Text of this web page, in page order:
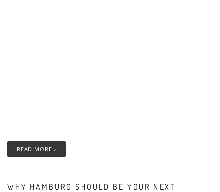
READ MORE
WHY HAMBURG SHOULD BE YOUR NEXT